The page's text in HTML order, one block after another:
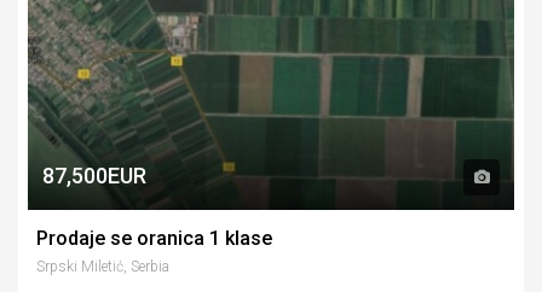
87,500EUR
Prodaje se oranica 1 klase
Srpski Miletić, Serbia